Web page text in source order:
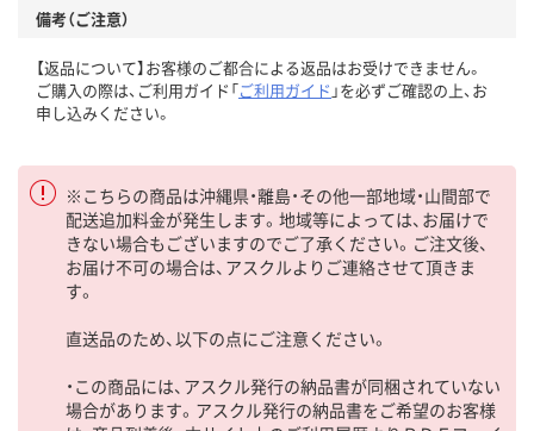
備考（ご注意）
【返品について】お客様のご都合による返品はお受けできません。
ご購入の際は、ご利用ガイド「ご利用ガイド 」を必ずご確認の上、お
申し込みください。
※こちらの商品は沖縄県・離島・その他一部地域・山間部で
配送追加料金が発生します。地域等によっては、お届けで
きない場合もございますのでご了承ください。ご注文後、
お届け不可の場合は、アスクルよりご連絡させて頂きま
す。
直送品のため、以下の点にご注意ください。
・この商品には、アスクル発行の納品書が同梱されていない
場合があります。アスクル発行の納品書をご希望のお客様